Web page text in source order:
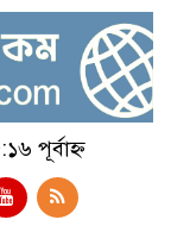
পূর্বাহ্ন